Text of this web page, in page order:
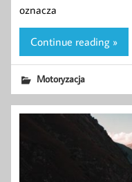
oznacza
Continue reading »
Motoryzacja